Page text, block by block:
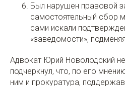
Был нарушен правовой
самостоятельный сбор
сами искали
«заведомости»,
Адвокат Юрий Новолодский
подчеркнул, что, по его
ним и прокуратура,